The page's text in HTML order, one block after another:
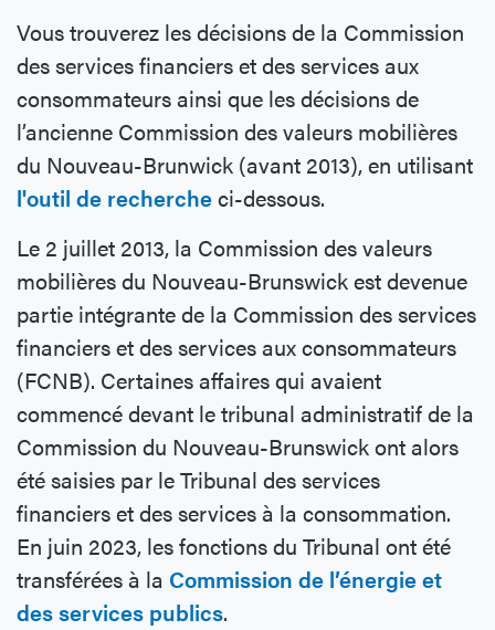
Vous trouverez les décisions de la Commission
des services financiers et des services aux
consommateurs ainsi que les décisions de
l’ancienne Commission des valeurs mobilières
du Nouveau-Brunwick (avant 2013), en utilisant
l'outil de rechercheci-dessous.
Le 2 juillet 2013, la Commission des valeurs
mobilières du Nouveau-Brunswick est devenue
partie intégrante de la Commission des services
financiers et des services aux consommateurs
(FCNB). Certaines affaires qui avaient
commencé devant le tribunal administratif de la
Commission du Nouveau-Brunswick ont alors
été saisies par le Tribunal des services
financiers et des services à la consommation.
En juin 2023, les fonctions du Tribunal ont été
transférées à la Commission de l’énergie et
des services publics.